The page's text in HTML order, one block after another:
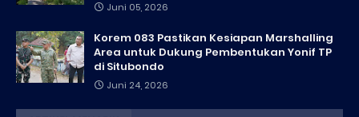
Juni 05, 2026
Korem 083 Pastikan Kesiapan Marshalling
Area untuk Dukung Pembentukan Yonif TP
di Situbondo
Juni 24, 2026